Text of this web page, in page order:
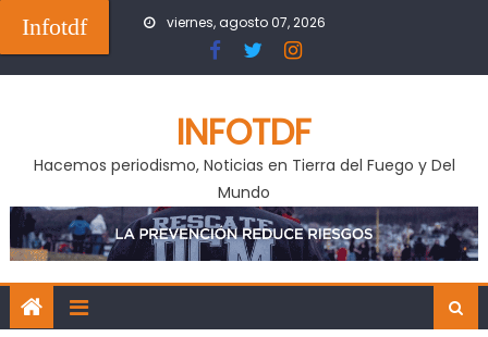
viernes, agosto 07, 2026
INFOTDF
Hacemos periodismo, Noticias en Tierra del Fuego y Del
Mundo
Infotdf